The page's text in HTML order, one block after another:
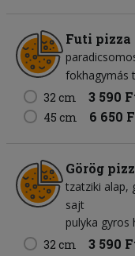
Futi pizza
fokhagymás
32 cm
3 590
45 cm 6 650
Görög
tzatziki alap
sajt
pulyka gyros
32 cm
3 590